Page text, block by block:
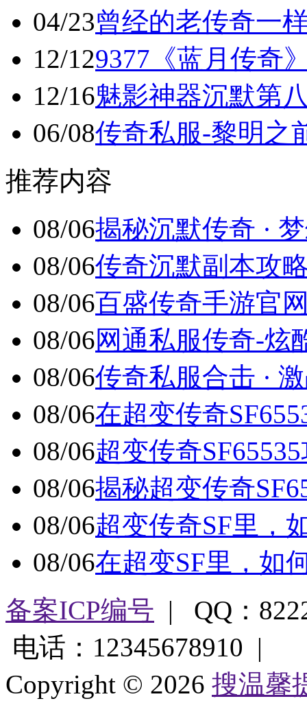
04/23曾经的老传奇一
12/129377《蓝月传奇
12/16魅影神器沉默第
06/08传奇私服-黎明之
推荐内容
08/06揭秘沉默传奇 ·
08/06传奇沉默副本攻
08/06百盛传奇手游官
08/06网通私服传奇-炫
08/06传奇私服合击 ·
08/06在超变传奇
08/06超变传奇
08/06揭秘超变传奇
08/06超变传奇SF里，
08/06在超变SF里，如
备案ICP编号 | QQ：
电话：12345678910 |
Copyright © 2026 搜温馨